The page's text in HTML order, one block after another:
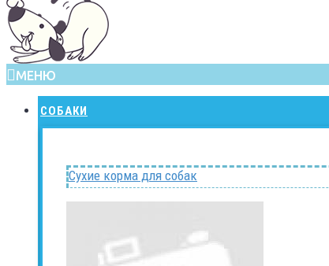
МЕНЮ
СОБАКИ
Сухие корма для собак